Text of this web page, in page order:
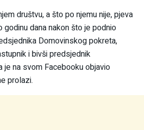
društvu, a što po njemu nije, pjeva
godinu dana nakon što je podnio
Domovinskog pokreta,
i bivši predsjednik
je na svom Facebooku objavio
prolazi.